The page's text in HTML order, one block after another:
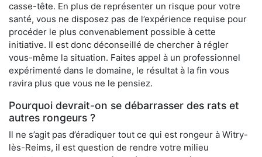
casse-tête. En plus de représenter un risque pour votre
santé, vous ne disposez pas de l’expérience requise pour
procéder le plus convenablement possible à cette
initiative. Il est donc déconseillé de chercher à régler
vous-même la situation. Faites appel à un professionnel
expérimenté dans le domaine, le résultat à la fin vous
ravira plus que vous ne le pensiez.
Pourquoi devrait-on se débarrasser des rats et
autres rongeurs ?
Il ne s’agit pas d’éradiquer tout ce qui est rongeur à Witry-
lès-Reims, il est question de rendre votre milieu